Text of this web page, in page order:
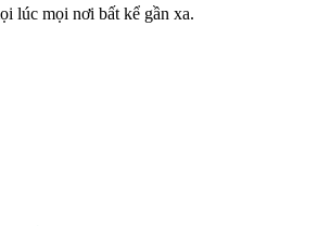
lúc mọi nơi bất kể gần xa.